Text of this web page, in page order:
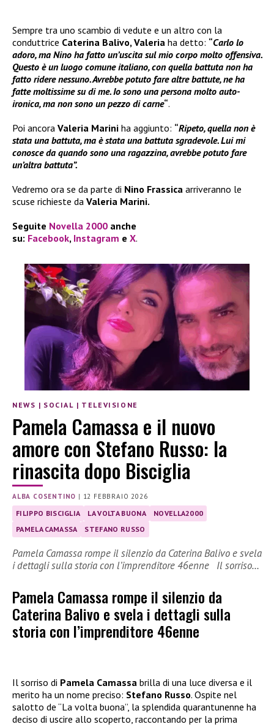
Sempre tra uno scambio di vedute e un altro con la
conduttrice Caterina Balivo, Valeria ha detto: “Carlo lo
adoro, ma Nino ha fatto un’uscita sul mio corpo molto offensiva.
Questo è un luogo comune italiano, con quella battuta non ha
fatto ridere nessuno. Avrebbe potuto fare altre battute, ne ha
fatte moltissime su di me. Io sono una persona molto auto-
ironica, ma non sono un pezzo di carne“.
Poi ancora Valeria Marini ha aggiunto: “Ripeto, quella non è
stata una battuta, ma è stata una battuta sgradevole. Lui mi
conosce da quando sono una ragazzina, avrebbe potuto fare
un’altra battuta”.
Vedremo ora se da parte di Nino Frassica arriveranno le
scuse richieste da Valeria Marini.
Seguite Novella 2000 anche
su: Facebook, Instagram e X.
NEWS | SOCIAL | TELEVISIONE
Pamela Camassa e il nuovo
amore con Stefano Russo: la
rinascita dopo Bisciglia
ALBA COSENTINO | 12 FEBBRAIO 2026
FILIPPO BISCIGLIA LA VOLTA BUONA
NOVELLA2000
PAMELA CAMASSA
STEFANO RUSSO
Pamela Camassa rompe il silenzio da Caterina Balivo e svela
i dettagli sulla storia con l’imprenditore 46enne Il sorriso…
Pamela Camassa rompe il silenzio da
Caterina Balivo e svela i dettagli sulla
storia con l’imprenditore 46enne
Il sorriso di Pamela Camassa brilla di una luce diversa e il
merito ha un nome preciso: Stefano Russo. Ospite nel
salotto de “La volta buona”, la splendida quarantunenne ha
deciso di uscire allo scoperto, raccontando per la prima